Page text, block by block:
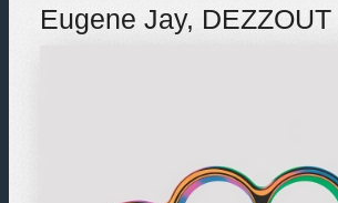
Eugene Jay,